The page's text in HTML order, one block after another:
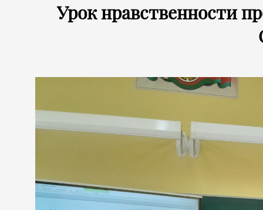
Урок нравственности